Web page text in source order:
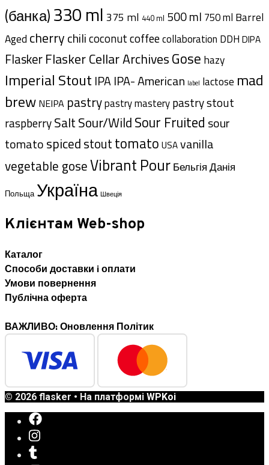
(банка)330 ml 375 ml 440 ml 500 ml 750 ml Barrel
Aged cherrychilicoconutcoffeecollaboration DDH DIPA
FlaskerFlasker Cellar ArchivesGose hazy
Imperial Stout IPA IPA- American label lactose mad
brew NEIPA pastrypastry masterypastry stout
raspberrySaltSour/WildSour Fruited sour
tomatospicedstouttomato USAvanilla
vegetable goseVibrant PourБельгіяДанія
Польща Україна Швеція
Клієнтам Web-shop
Каталог
Способи доставки i оплати
Умови повернення
Публічна оферта
ВАЖЛИВО: Оновлення Політик
© 2026 flasker • На платформі WPKoi